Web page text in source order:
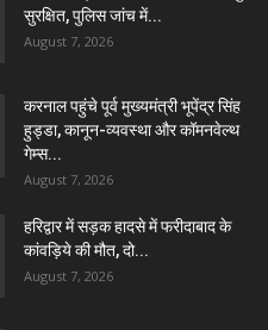
सुरक्षित, पुलिस जांच में...
August 7, 2026
करनाल पहुंचे पूर्व मुख्यमंत्री भूपेंद्र सिंह
हुड्डा, कानून-व्यवस्था और कॉमनवेल्थ
गेम्स...
August 7, 2026
हरिद्वार में सड़क हादसे में फरीदाबाद के
कांवड़िये की मौत, दो...
August 7, 2026